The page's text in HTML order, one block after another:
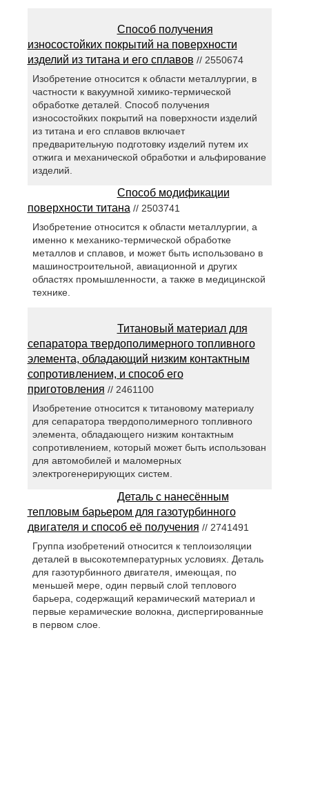
Способ получения
износостойких покрытий на поверхности
изделий из титана и его сплавов // 2550674
Изобретение относится к области металлургии, в
частности к вакуумной химико-термической
обработке деталей. Способ получения
износостойких покрытий на поверхности изделий
из титана и его сплавов включает
предварительную подготовку изделий путем их
отжига и механической обработки и альфирование
изделий.
Способ модификации
поверхности титана// 2503741
Изобретение относится к области металлургии, а
именно к механико-термической обработке
металлов и сплавов, и может быть использовано в
машиностроительной, авиационной и других
областях промышленности, а также в медицинской
технике.
Титановый материал для
сепаратора твердополимерного топливного
элемента, обладающий низким контактным
сопротивлением, и способ его
приготовления // 2461100
Изобретение относится к титановому материалу
для сепаратора твердополимерного топливного
элемента, обладающего низким контактным
сопротивлением, который может быть использован
для автомобилей и маломерных
электрогенерирующих систем.
Деталь с нанесённым
тепловым барьером для газотурбинного
двигателя и способ её получения // 2741491
Группа изобретений относится к теплоизоляции
деталей в высокотемпературных условиях. Деталь
для газотурбинного двигателя, имеющая, по
меньшей мере, один первый слой теплового
барьера, содержащий керамический материал и
первые керамические волокна, диспергированные
в первом слое.